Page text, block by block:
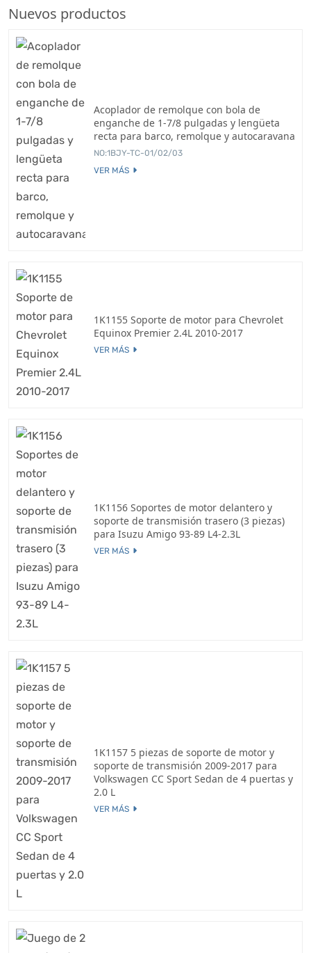
Nuevos productos
Acoplador de remolque con bola de
enganche de 1-7/8 pulgadas y lengüeta
recta para barco, remolque y autocaravana
NO:1BJY-TC-01/02/03
VER MÁS
1K1155 Soporte de motor para Chevrolet
Equinox Premier 2.4L 2010-2017
VER MÁS
1K1156 Soportes de motor delantero y
soporte de transmisión trasero (3 piezas)
para Isuzu Amigo 93-89 L4-2.3L
VER MÁS
1K1157 5 piezas de soporte de motor y
soporte de transmisión 2009-2017 para
Volkswagen CC Sport Sedan de 4 puertas y
2.0 L
VER MÁS